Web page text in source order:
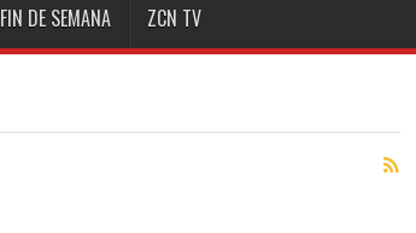
FIN DE SEMANA ZCN TV